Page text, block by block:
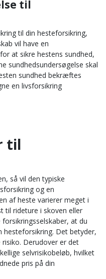
til
til din hesteforsikring,
vil have en
at sikre hestens sundhed,
sundhedsundersøgelse skal
sundhed bekræftes
en livsforsikring
til
så vil den typiske
og en
af heste varierer meget i
til rideture i skoven eller
at du
Det betyder,
Derudover er det
selvrisikobeløb, hvilket
pris på din